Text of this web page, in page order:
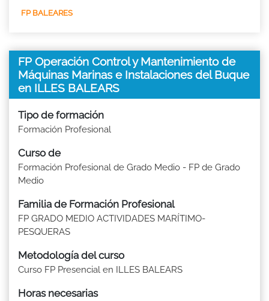
FP BALEARES
FP Operación Control y Mantenimiento de
Máquinas Marinas e Instalaciones del Buque
en ILLES BALEARS
Tipo de formación
Formación Profesional
Curso de
Formación Profesional de Grado Medio - FP de Grado
Medio
Familia de Formación Profesional
FP GRADO MEDIO ACTIVIDADES MARÍTIMO-
PESQUERAS
Metodología del curso
Curso FP Presencial en ILLES BALEARS
Horas necesarias